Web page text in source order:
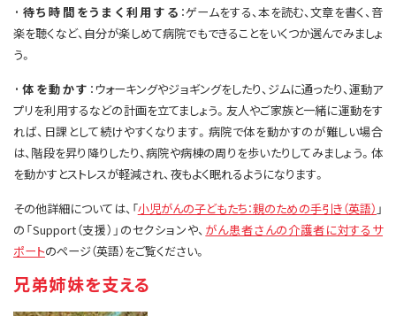
·待ち時間をうまく利用する ：ゲームをする、本を読む、文章を書く、音
楽を聴くなど、自分が楽しめて病院でもできることをいくつか選んでみましょ
う。
·体を動かす ：ウォーキングやジョギングをしたり、ジムに通ったり、運動ア
プリを利用するなどの計画を立てましょう。友人やご家族と一緒に運動をす
れば、日課として続けやすくなります。病院で体を動かすのが難しい場合
は、階段を昇り降りしたり、病院や病棟の周りを歩いたりしてみましょう。体
を動かすとストレスが軽減され、夜もよく眠れるようになります。
その他詳細については、「小児がんの子どもたち：親のための手引き（英語） 」
の「Support（支援）」のセクションや、 がん患者さんの介護者に対するサ
ポートのページ（英語）をご覧ください。
兄弟姉妹を支える